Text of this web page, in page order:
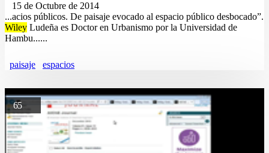
15 de Octubre de 2014
...acios públicos. De paisaje evocado al espacio público desbocado”.
Wiley Ludeña es Doctor en Urbanismo por la Universidad de
Hambu......
paisaje espacios
65